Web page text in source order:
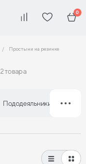
0
Простыни на резинке
2 товара
Пододеяльники из сатина